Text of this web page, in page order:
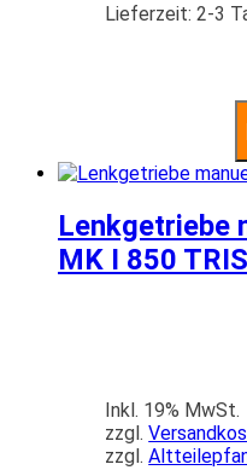
Lieferzeit: 2-3
Lenkgetriebe
MK I 850
Inkl. 19% MwSt.
zzgl.
zzgl.